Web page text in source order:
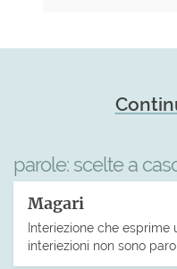
parole: scelte a
Magari
Interiezione che esprime
interiezioni non sono